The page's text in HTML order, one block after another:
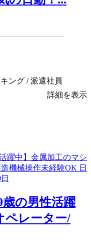
ング / 派遣社員
詳細を表示
歳の男性活躍
ペレーター/